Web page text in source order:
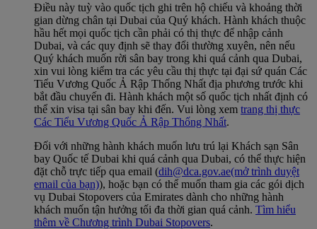
Điều này tuỳ vào quốc tịch ghi trên hộ chiếu và khoảng thời
gian dừng chân tại Dubai của Quý khách. Hành khách thuộc
hầu hết mọi quốc tịch cần phải có thị thực để nhập cảnh
Dubai, và các quy định sẽ thay đổi thường xuyên, nên nếu
Quý khách muốn rời sân bay trong khi quá cảnh qua Dubai,
xin vui lòng kiểm tra các yêu cầu thị thực tại đại sứ quán Các
Tiểu Vương Quốc Ả Rập Thống Nhất địa phương trước khi
bắt đầu chuyến đi. Hành khách một số quốc tịch nhất định có
thể xin visa tại sân bay khi đến. Vui lòng xem trang thị thực
Các Tiểu Vương Quốc Ả Rập Thống Nhất.
Đối với những hành khách muốn lưu trú lại Khách sạn Sân
bay Quốc tế Dubai khi quá cảnh qua Dubai, có thể thực hiện
đặt chỗ trực tiếp qua email (dih@dca.gov.ae(mở trình duyệt
email của bạn)), hoặc bạn có thể muốn tham gia các gói dịch
vụ Dubai Stopovers của Emirates dành cho những hành
khách muốn tận hưởng tối đa thời gian quá cảnh. Tìm hiểu
thêm về Chương trình Dubai Stopovers.